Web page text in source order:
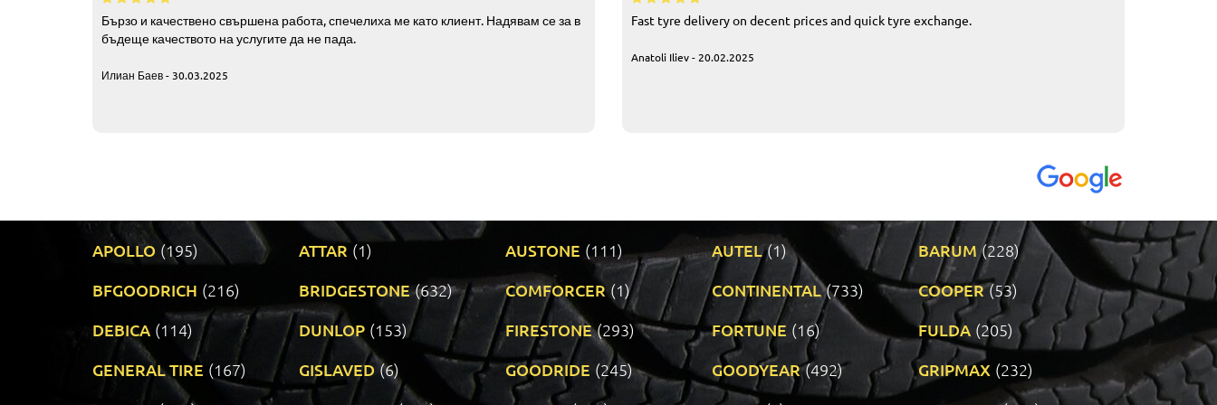
Бързо и качествено свършена работа, спечелиха ме като клиент. Надявам се за в
бъдеще качеството на услугите да не пада.
Илиан Баев - 30.03.2025
Fast tyre delivery on decent prices and quick tyre exchange.
Anatoli Iliev - 20.02.2025
APOLLO (195) ATTAR (1) AUSTONE (111) AUTEL (1) BARUM (228)
BFGOODRICH (216) BRIDGESTONE (632) COMFORCER (1) CONTINENTAL (733) COOPER (53)
DEBICA (114) DUNLOP (153) FIRESTONE (293) FORTUNE (16) FULDA (205)
GENERAL TIRE (167) GISLAVED (6) GOODRIDE (245) GOODYEAR (492) GRIPMAX (232)